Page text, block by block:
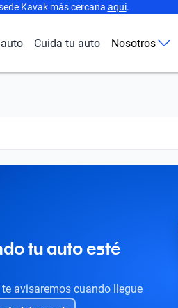
Kavak más cercana aquí.
Cuida tu auto Nosotros
tu auto esté
avisaremos cuando llegue